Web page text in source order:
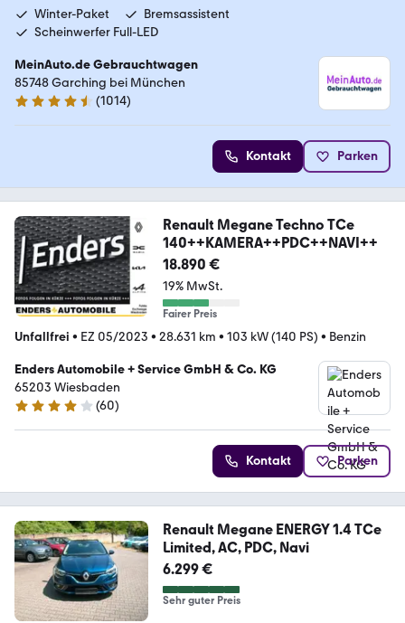
Winter-Paket
Bremsassistent
Scheinwerfer Full-LED
MeinAuto.de Gebrauchtwagen
85748 Garching bei München
4.6 Sterne
(1014)
Kontakt Parken
Renault Megane Techno TCe
140++KAMERA++PDC++NAVI++
18.890 €
19% MwSt.
Fairer Preis
Unfallfrei • EZ 05/2023 • 28.631 km • 103 kW (140 PS) • Benzin
Enders Automobile + Service GmbH & Co. KG
65203 Wiesbaden
3.8 Sterne
(60)
Kontakt Parken
Renault Megane ENERGY 1.4 TCe
Limited, AC, PDC, Navi
6.299 €
Sehr guter Preis